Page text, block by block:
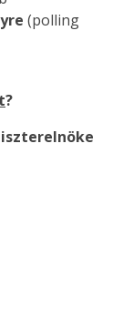
(polling
?